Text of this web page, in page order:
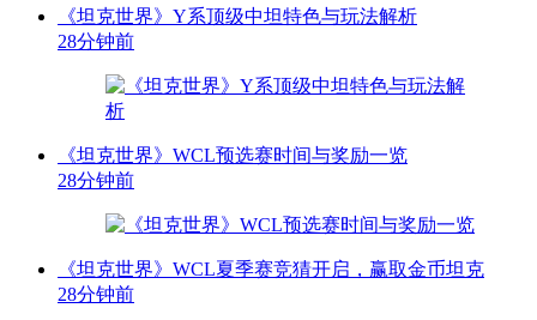
《坦克世界》Y系顶级中坦特色与玩法解析
28分钟前
《坦克世界》WCL预选赛时间与奖励一览
28分钟前
《坦克世界》WCL夏季赛竞猜开启，赢取金币坦克
28分钟前